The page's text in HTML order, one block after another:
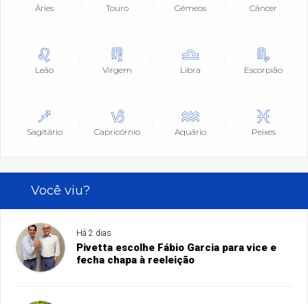
Áries Touro Gêmeos Câncer
Leão Virgem Libra Escorpião
Sagitário Capricórnio Aquário Peixes
Você viu?
Há 2 dias
Pivetta escolhe Fábio Garcia para vice e
fecha chapa à reeleição